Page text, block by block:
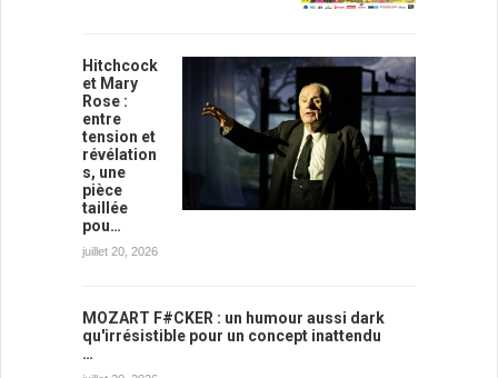
Hitchcock
et Mary
Rose :
entre
tension et
révélation
s, une
pièce
taillée
pou…
juillet 20, 2026
MOZART F#CKER : un humour aussi dark
qu'irrésistible pour un concept inattendu
…